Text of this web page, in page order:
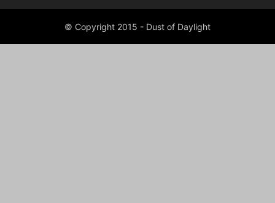
© Copyright 2015 - Dust of Daylight